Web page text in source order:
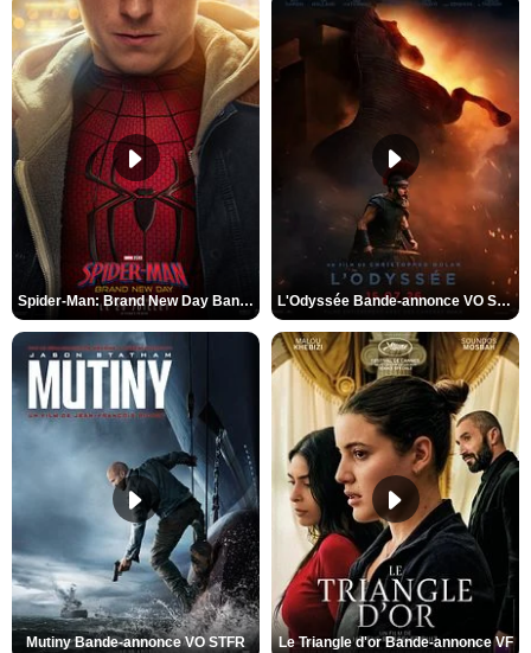
Spider-Man: Brand New Day Bande-annonce VO STFR L'Odyssée Bande-annonce VO STFR
Mutiny Bande-annonce VO STFR Le Triangle d'or Bande-annonce VF